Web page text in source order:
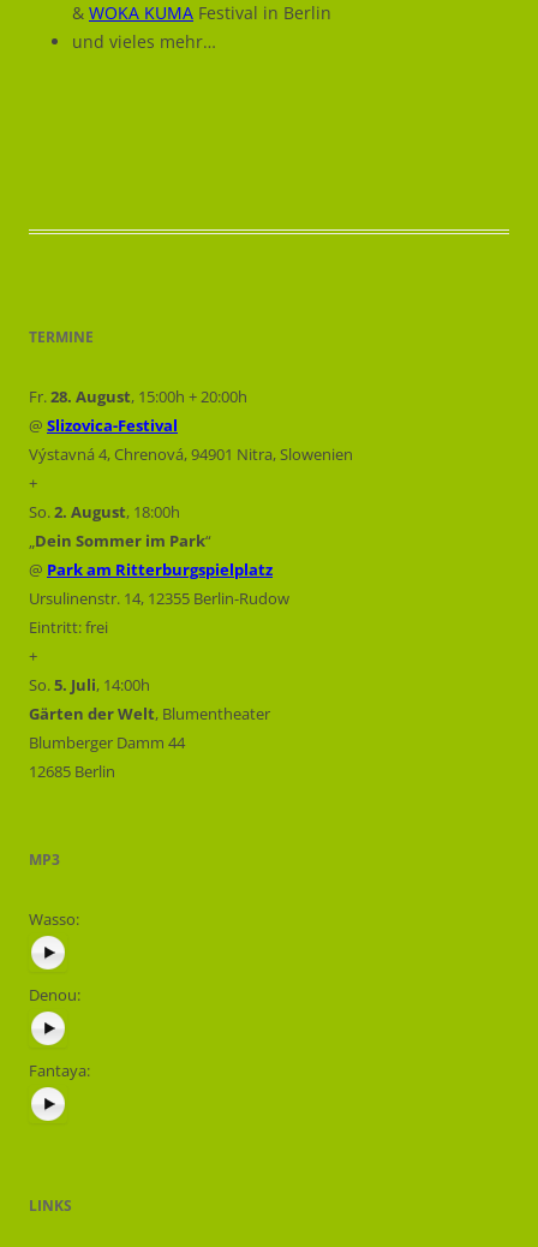
& WOKA KUMA Festival in Berlin
und vieles mehr…
TERMINE
Fr.28. August, 15:00h + 20:00h
@ Slizovica-Festival
Výstavná 4, Chrenová, 94901 Nitra, Slowenien
+
So.2. August, 18:00h
„Dein Sommer im Park“
@ Park am Ritterburgspielplatz
Ursulinenstr. 14, 12355 Berlin-Rudow
Eintritt: frei
+
So.5. Juli, 14:00h
Gärten der Welt, Blumentheater
Blumberger Damm 44
12685 Berlin
MP3
Wasso:
Denou:
Fantaya:
LINKS